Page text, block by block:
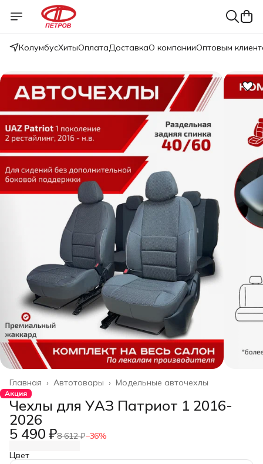
КолумбусХитыОплатаДоставкаО компанииОптовым
Модельные авточехлы
Автотовары ›
Главная ›
Акция
Чехлы для УАЗ Патриот 1 2016-
2026
5 490 ₽8 612 ₽−36%
Цвет